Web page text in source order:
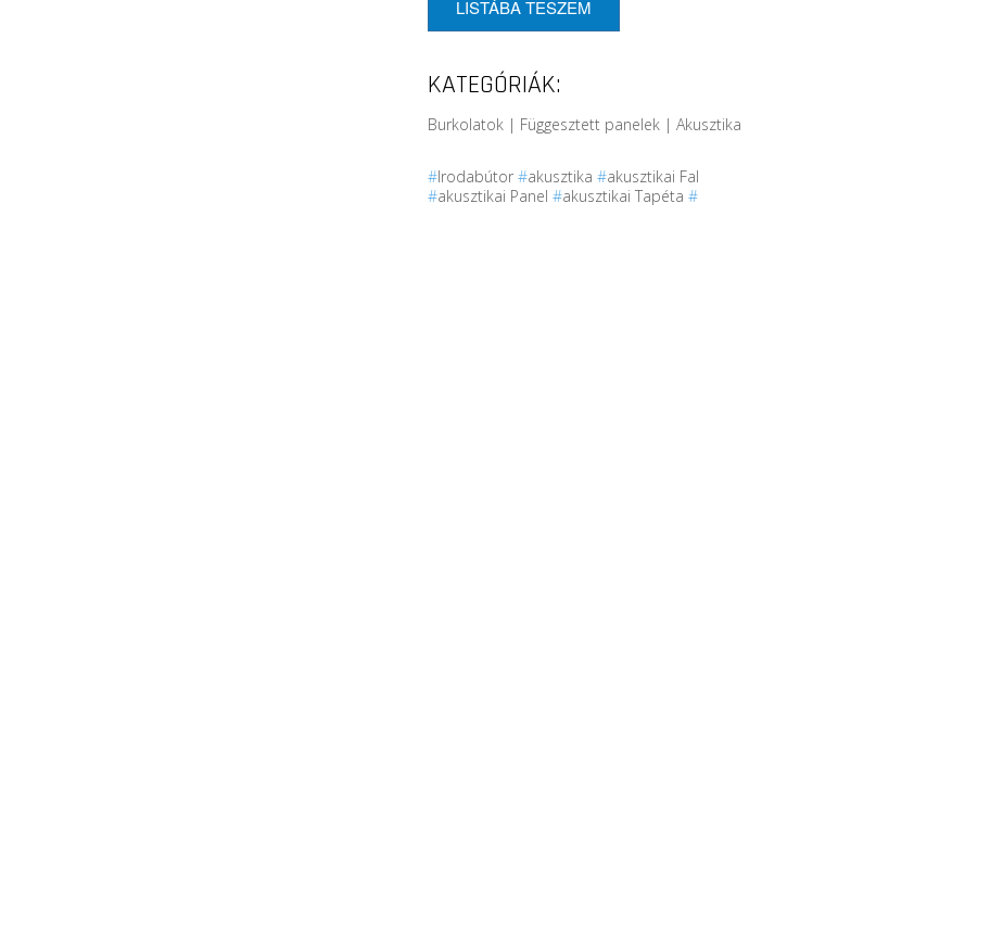
LISTÁBA TESZEM
KATEGÓRIÁK:
Burkolatok | Függesztett panelek | Akusztika
#Irodabútor #akusztika #akusztikai Fal
#akusztikai Panel #akusztikai Tapéta #